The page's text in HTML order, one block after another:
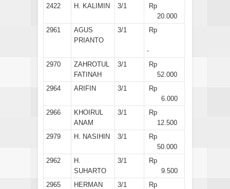
2422 H. KALIMIN 3/1
Rp
20.000
2961
AGUS
PRIANTO
3/1 Rp
-
2970
ZAHROTUL
FATINAH
3/1
Rp
52.000
2964
ARIFIN 3/1
Rp
6.000
2966
KHOIRUL
ANAM
3/1
Rp
12.500
2979
H. NASIHIN 3/1
Rp
50.000
2962
H.
SUHARTO
3/1
Rp
9.500
2965
HERMAN 3/1 Rp